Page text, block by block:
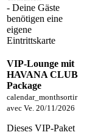
- Deine Gäste
benötigen eine
eigene
Eintrittskarte
VIP-Lounge mit
HAVANA CLUB
Package
calendar_monthsortir
avec Ve. 20/11/2026
Dieses VIP-Paket